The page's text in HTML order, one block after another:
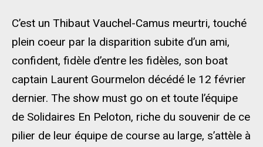
C’est un Thibaut Vauchel-Camus meurtri, touché
plein coeur par la disparition subite d’un ami,
confident, fidèle d’entre les fidèles, son boat
captain Laurent Gourmelon décédé le 12 février
dernier. The show must go on et toute l’équipe
de Solidaires En Peloton, riche du souvenir de ce
pilier de leur équipe de course au large, s’attèle à